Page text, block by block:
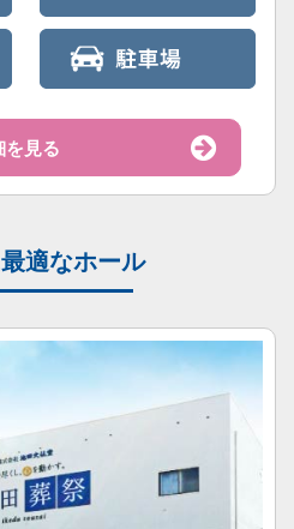
を見る
適なホール